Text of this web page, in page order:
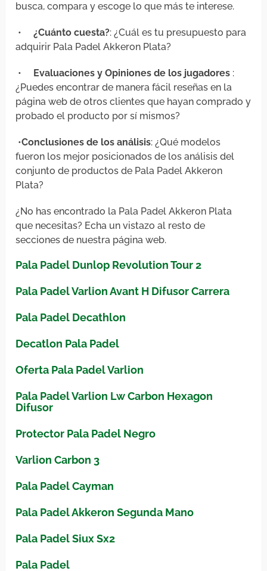
busca, compara y escoge lo que más te interese.
•¿Cuánto cuesta?: ¿Cuál es tu presupuesto para
adquirir Pala Padel Akkeron Plata?
• Evaluaciones y Opiniones de los jugadores :
¿Puedes encontrar de manera fácil reseñas en la
página web de otros clientes que hayan comprado y
probado el producto por sí mismos?
•Conclusiones de los análisis: ¿Qué modelos
fueron los mejor posicionados de los análisis del
conjunto de productos de Pala Padel Akkeron
Plata?
¿No has encontrado la Pala Padel Akkeron Plata
que necesitas? Echa un vistazo al resto de
secciones de nuestra página web.
Pala Padel Dunlop Revolution Tour 2
Pala Padel Varlion Avant H Difusor Carrera
Pala Padel Decathlon
Decatlon Pala Padel
Oferta Pala Padel Varlion
Pala Padel Varlion Lw Carbon Hexagon
Difusor
Protector Pala Padel Negro
Varlion Carbon 3
Pala Padel Cayman
Pala Padel Akkeron Segunda Mano
Pala Padel Siux Sx2
Pala Padel